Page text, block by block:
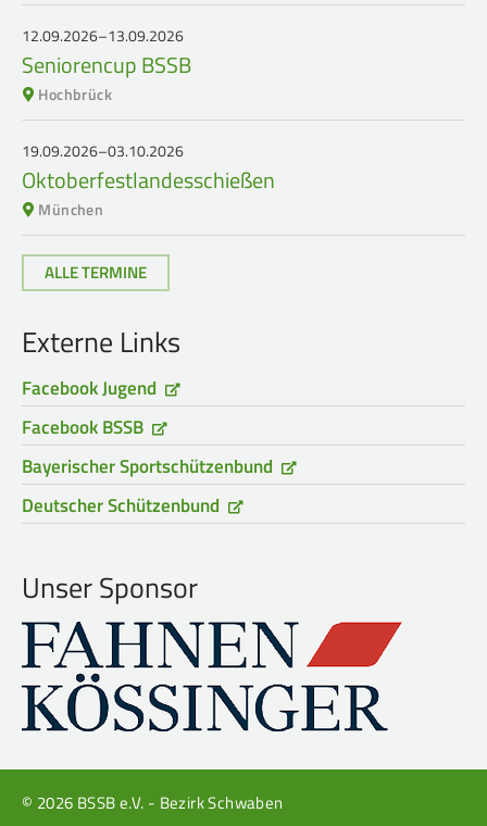
12.09.2026–13.09.2026
Seniorencup BSSB
Hochbrück
19.09.2026–03.10.2026
Oktoberfestlandesschießen
München
ALLE TERMINE
Externe Links
Facebook Jugend
Facebook BSSB
Bayerischer Sportschützenbund
Deutscher Schützenbund
Unser Sponsor
© 2026 BSSB e.V. - Bezirk Schwaben
Meisterschaften
Bogen
Senioren-Auflage
RWK
Bezirkspokal
DAMEN
Damen im Schützensport
Bezirkspokal
BREITENSPORT
Navigation
überspringen
Datenschutz Impressum
Formulare
Kontakt